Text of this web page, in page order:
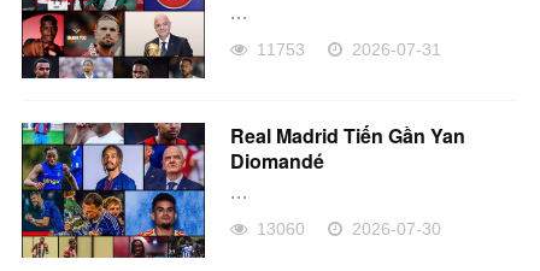
...
11753 2026-07-31
Real Madrid Tiến Gần Yan
Diomandé
...
13060 2026-07-30